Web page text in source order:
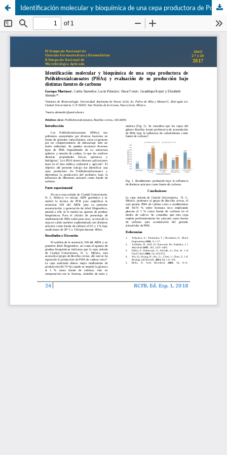
Identificación molecular y bioquímica de una cepa productora de Polihidroxialcanoatos (PHAs) y evaluación de su producción bajo distintas fuentes de carbono